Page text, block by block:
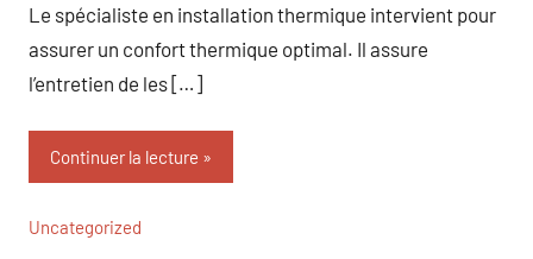
Le spécialiste en installation thermique intervient pour
assurer un confort thermique optimal. Il assure
l’entretien de les […]
Continuer la lecture
Uncategorized